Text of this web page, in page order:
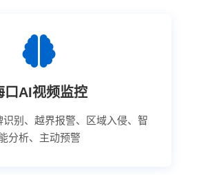
口AI视频监控
识别、越界报警、区域入侵、智
分析、主动预警